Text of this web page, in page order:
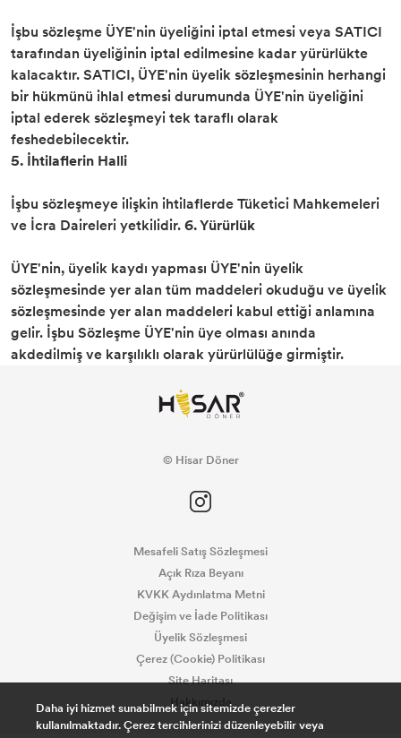
İşbu sözleşme ÜYE'nin üyeliğini iptal etmesi veya SATICI
tarafından üyeliğinin iptal edilmesine kadar yürürlükte
kalacaktır. SATICI, ÜYE'nin üyelik sözleşmesinin herhangi
bir hükmünü ihlal etmesi durumunda ÜYE'nin üyeliğini
iptal ederek sözleşmeyi tek taraflı olarak
feshedebilecektir.
5. İhtilaflerin Halli
İşbu sözleşmeye ilişkin ihtilaflerde Tüketici Mahkemeleri
ve İcra Daireleri yetkilidir.6. Yürürlük
ÜYE'nin, üyelik kaydı yapması ÜYE'nin üyelik
sözleşmesinde yer alan tüm maddeleri okuduğu ve üyelik
sözleşmesinde yer alan maddeleri kabul ettiği anlamına
gelir. İşbu Sözleşme ÜYE'nin üye olması anında
akdedilmiş ve karşılıklı olarak yürürlülüğe girmiştir.
© Hisar Döner
Mesafeli Satış Sözleşmesi
Açık Rıza Beyanı
KVKK Aydınlatma Metni
Değişim ve İade Politikası
Üyelik Sözleşmesi
Çerez (Cookie) Politikası
Site Haritası
Hakkımızda
Daha iyi hizmet sunabilmek için sitemizde çerezler
kullanılmaktadır. Çerez tercihlerinizi düzenleyebilir veya